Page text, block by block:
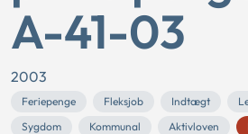
A-41-03
2003
Feriepenge Fleksjob Indtægt
Sygdom
Kommunal Aktivloven